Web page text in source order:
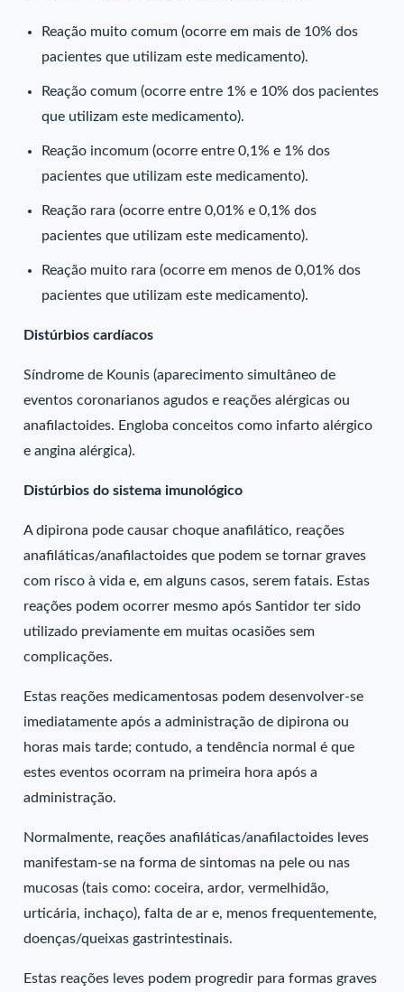
Reação muito comum (ocorre em mais de 10% dos
pacientes que utilizam este medicamento).
Reação comum (ocorre entre 1% e 10% dos pacientes
que utilizam este medicamento).
Reação incomum (ocorre entre 0,1% e 1% dos
pacientes que utilizam este medicamento).
Reação rara (ocorre entre 0,01% e 0,1% dos
pacientes que utilizam este medicamento).
Reação muito rara (ocorre em menos de 0,01% dos
pacientes que utilizam este medicamento).
Distúrbios cardíacos
Síndrome de Kounis (aparecimento simultâneo de
eventos coronarianos agudos e reações alérgicas ou
anafilactoides. Engloba conceitos como infarto alérgico
e angina alérgica).
Distúrbios do sistema imunológico
A dipirona pode causar choque anafilático, reações
anafiláticas/anafilactoides que podem se tornar graves
com risco à vida e, em alguns casos, serem fatais. Estas
reações podem ocorrer mesmo após Santidor ter sido
utilizado previamente em muitas ocasiões sem
complicações.
Estas reações medicamentosas podem desenvolver-se
imediatamente após a administração de dipirona ou
horas mais tarde; contudo, a tendência normal é que
estes eventos ocorram na primeira hora após a
administração.
Normalmente, reações anafiláticas/anafilactoides leves
manifestam-se na forma de sintomas na pele ou nas
mucosas (tais como: coceira, ardor, vermelhidão,
urticária, inchaço), falta de ar e, menos frequentemente,
doenças/queixas gastrintestinais.
Estas reações leves podem progredir para formas graves